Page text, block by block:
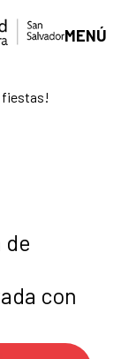
MENÚ
fiestas!
de
con